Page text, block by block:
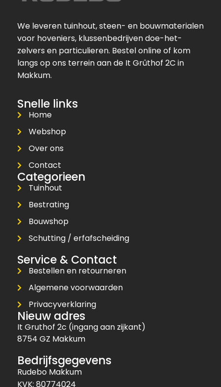
We leveren tuinhout, steen- en bouwmaterialen
voor hoveniers, klussenbedrijven doe-het-
zelvers en particulieren. Bestel online of kom
langs op ons terrein aan de It Grûthof 2C in
Makkum.
Snelle links
Home
Webshop
Over ons
Contact
Categorieen
Tuinhout
Bestrating
Bouwshop
Schutting / erfafscheiding
Service & Contact
Bestellen en retourneren
Algemene voorwaarden
Privacyverklaring
Nieuw adres
It Gruthof 2c (ingang aan zijkant)
8754 GZ Makkum
Bedrijfsgegevens
Rudebo Makkum
KVK: 80774024